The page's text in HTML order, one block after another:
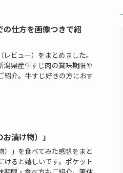
仕方を画像つきで紹
ビュー）をまとめました。
潟県産牛すじ肉の賞味期限や
紹介。牛すじ好きの方におす
漬け物）」
」を食べてみた感想をまと
ると嬉しいです。ポケット